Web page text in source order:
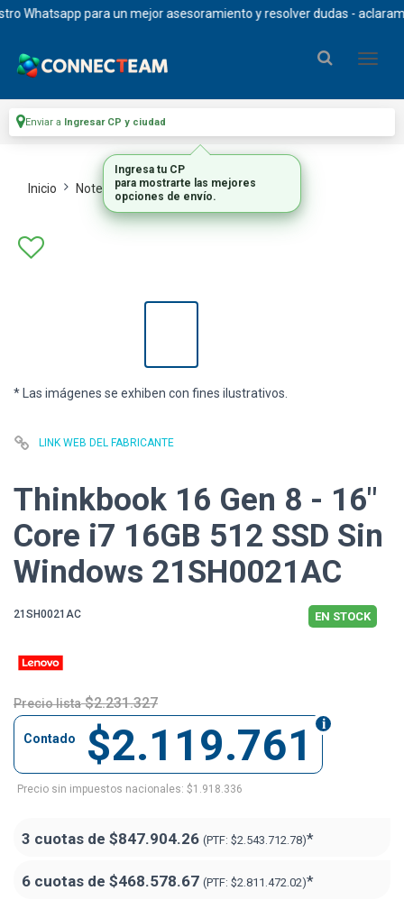
para un mejor asesoramiento y resolver dudas -
Enviar a Ingresar CP y ciudad
Inicio Notebooks Y Tablets Notebooks
* Las imágenes se exhiben con fines ilustrativos.
LINK WEB DEL FABRICANTE
Thinkbook 16 Gen 8 - 16"
Core i7 16GB 512 SSD Sin
Windows 21SH0021AC
21SH0021AC EN STOCK
Precio lista $2.231.327
$2.119.761
Contado
Precio sin impuestos nacionales: $1.918.336
3 cuotas de $847.904.26 (PTF: $2.543.712.78)*
6 cuotas de $468.578.67 (PTF: $2.811.472.02)*